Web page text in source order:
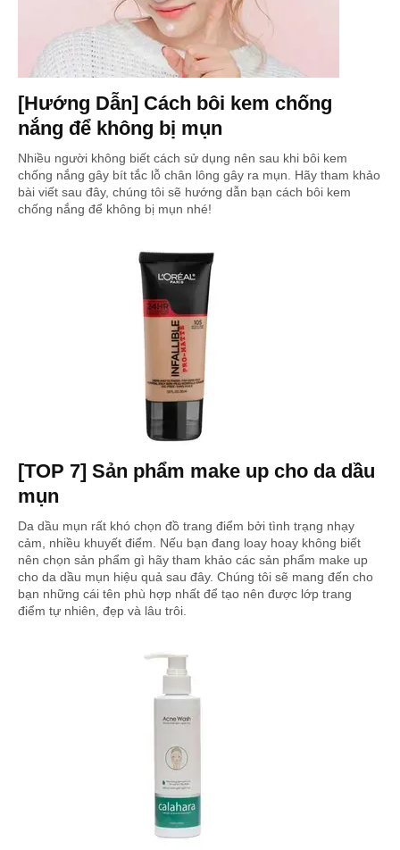
[Hướng Dẫn] Cách bôi kem chống
nắng để không bị mụn
Nhiều người không biết cách sử dụng nên sau khi bôi kem
chống nắng gây bít tắc lỗ chân lông gây ra mụn. Hãy tham khảo
bài viết sau đây, chúng tôi sẽ hướng dẫn bạn cách bôi kem
chống nắng để không bị mụn nhé!
[TOP 7] Sản phẩm make up cho da dầu
mụn
Da dầu mụn rất khó chọn đồ trang điểm bởi tình trạng nhạy
cảm, nhiều khuyết điểm. Nếu bạn đang loay hoay không biết
nên chọn sản phẩm gì hãy tham khảo các sản phẩm make up
cho da dầu mụn hiệu quả sau đây. Chúng tôi sẽ mang đến cho
bạn những cái tên phù hợp nhất để tạo nên được lớp trang
điểm tự nhiên, đẹp và lâu trôi.